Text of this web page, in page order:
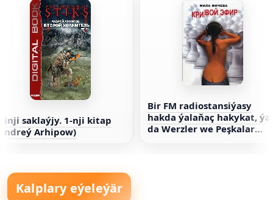
saklaýjy. 1-nji kitap
Arhipow)
Bir FM radiostansiýasy
hakda ýalaňaç hakykat, ýa-
da Werzler we Peşkalar
Kalplary eýeleýär